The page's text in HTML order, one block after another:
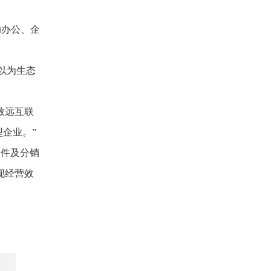
公、企
为生态
远互联
业。”
及分销
经营效